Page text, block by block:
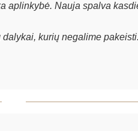
aplinkybė. Nauja spalva
kurių negalime